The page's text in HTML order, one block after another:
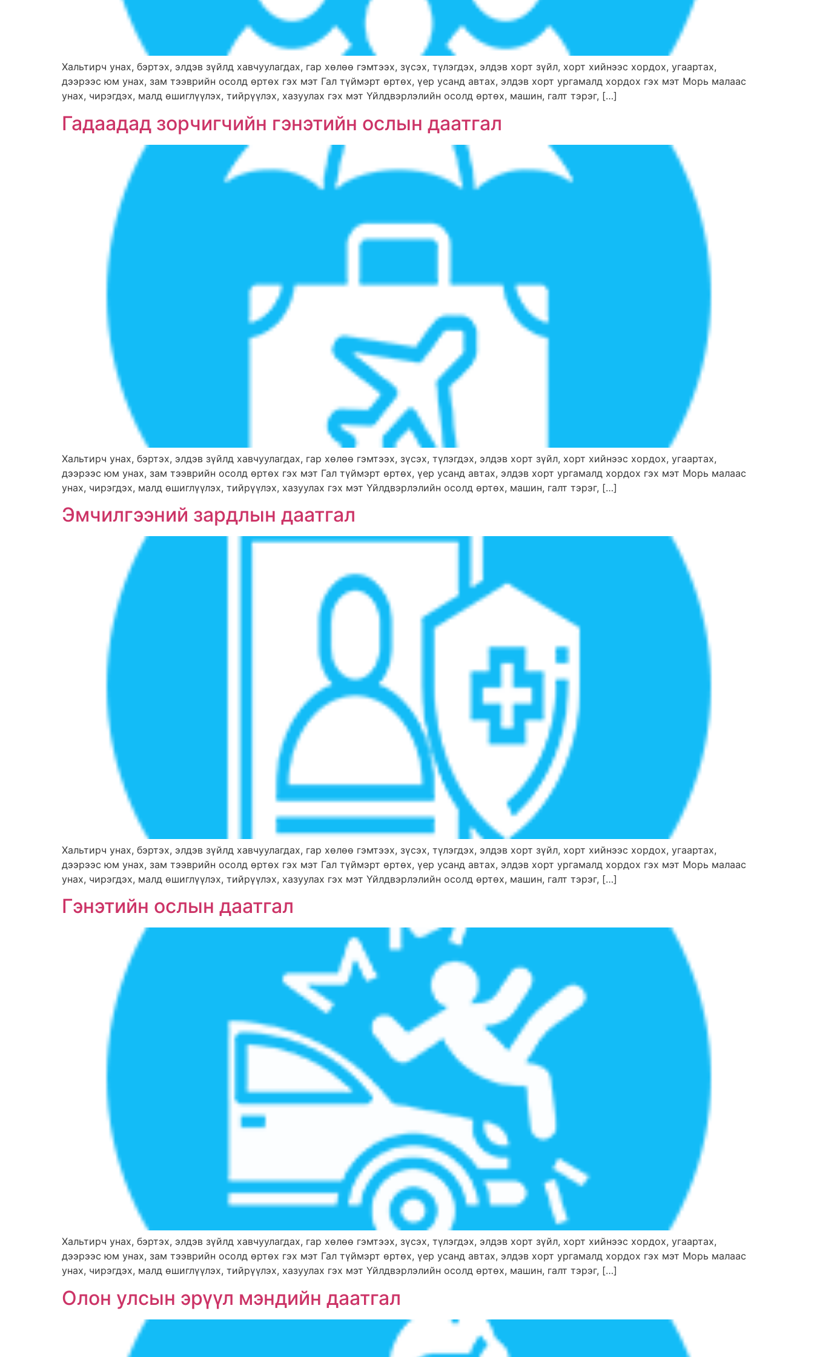
Хальтирч унах, бэртэх, элдэв зүйлд хавчуулагдах, гар хөлөө гэмтээх, зүсэх, түлэгдэх, элдэв хорт зүйл, хорт хийнээс хордох, угаартах,
дээрээс юм унах, зам тээврийн осолд өртөх гэх мэт Гал түймэрт өртөх, үер усанд автах, элдэв хорт ургамалд хордох гэх мэт Морь малаас
унах, чирэгдэх, малд өшиглүүлэх, тийрүүлэх, хазуулах гэх мэт Үйлдвэрлэлийн осолд өртөх, машин, галт тэрэг, […]
Гадаадад зорчигчийн гэнэтийн ослын даатгал
Хальтирч унах, бэртэх, элдэв зүйлд хавчуулагдах, гар хөлөө гэмтээх, зүсэх, түлэгдэх, элдэв хорт зүйл, хорт хийнээс хордох, угаартах,
дээрээс юм унах, зам тээврийн осолд өртөх гэх мэт Гал түймэрт өртөх, үер усанд автах, элдэв хорт ургамалд хордох гэх мэт Морь малаас
унах, чирэгдэх, малд өшиглүүлэх, тийрүүлэх, хазуулах гэх мэт Үйлдвэрлэлийн осолд өртөх, машин, галт тэрэг, […]
Эмчилгээний зардлын даатгал
Хальтирч унах, бэртэх, элдэв зүйлд хавчуулагдах, гар хөлөө гэмтээх, зүсэх, түлэгдэх, элдэв хорт зүйл, хорт хийнээс хордох, угаартах,
дээрээс юм унах, зам тээврийн осолд өртөх гэх мэт Гал түймэрт өртөх, үер усанд автах, элдэв хорт ургамалд хордох гэх мэт Морь малаас
унах, чирэгдэх, малд өшиглүүлэх, тийрүүлэх, хазуулах гэх мэт Үйлдвэрлэлийн осолд өртөх, машин, галт тэрэг, […]
Гэнэтийн ослын даатгал
Хальтирч унах, бэртэх, элдэв зүйлд хавчуулагдах, гар хөлөө гэмтээх, зүсэх, түлэгдэх, элдэв хорт зүйл, хорт хийнээс хордох, угаартах,
дээрээс юм унах, зам тээврийн осолд өртөх гэх мэт Гал түймэрт өртөх, үер усанд автах, элдэв хорт ургамалд хордох гэх мэт Морь малаас
унах, чирэгдэх, малд өшиглүүлэх, тийрүүлэх, хазуулах гэх мэт Үйлдвэрлэлийн осолд өртөх, машин, галт тэрэг, […]
Олон улсын эрүүл мэндийн даатгал